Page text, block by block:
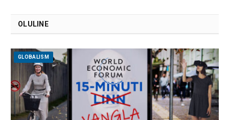
OLULINE
GLOBALISM